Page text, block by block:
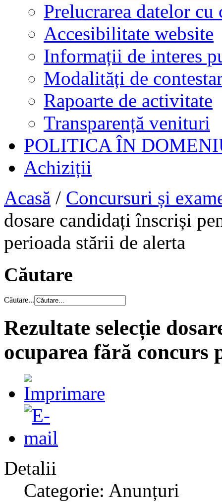
Prelucrarea datelor cu
Accesibilitate website
Informații de interes
Modalități de
Rapoarte de activitate
Transparență venituri
POLITICA ÎN
Achiziții
Acasă / Concursuri și
dosare candidați înscriși
perioada stării de alerta
Căutare
Căutare...
Rezultate selecție
ocuparea fără concurs
Detalii
Categorie: Anunțuri